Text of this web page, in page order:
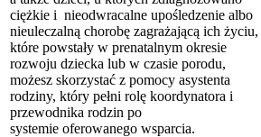
ciężkie i nieodwracalne upośledzenie albo
nieuleczalną chorobę zagrażającą ich życiu,
które powstały w prenatalnym okresie
rozwoju dziecka lub w czasie porodu,
możesz skorzystać z pomocy asystenta
rodziny, który pełni rolę koordynatora i
przewodnika rodzin po
systemie oferowanego wsparcia.